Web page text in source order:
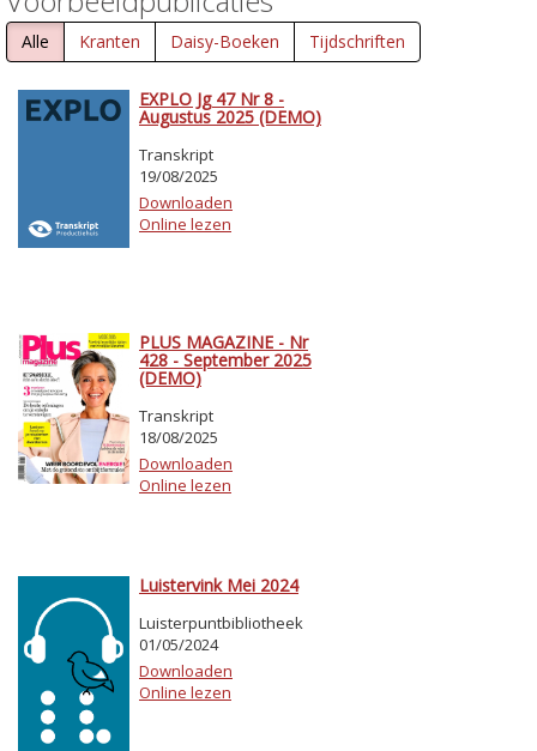
Alle Kranten Daisy-Boeken Tijdschriften
EXPLO Jg 47 Nr 8 -
Augustus 2025 (DEMO)
Transkript
19/08/2025
Downloaden
Online lezen
PLUS MAGAZINE - Nr
428 - September 2025
(DEMO)
Transkript
18/08/2025
Downloaden
Online lezen
Luistervink Mei 2024
Luisterpuntbibliotheek
01/05/2024
Downloaden
Online lezen